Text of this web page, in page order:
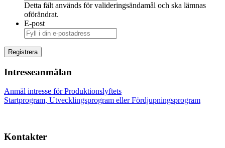
Detta fält används för valideringsändamål och ska lämnas
oförändrat.
E-post
Intresseanmälan
Anmäl intresse för Produktionslyftets
Startprogram, Utvecklingsprogram eller Fördjupningsprogram
Kontakter